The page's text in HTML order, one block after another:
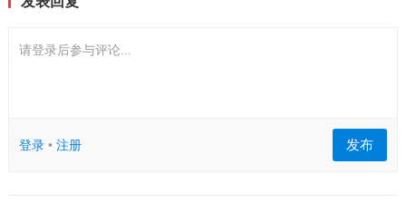
请登录后参与评论...
登录• 注册 发布